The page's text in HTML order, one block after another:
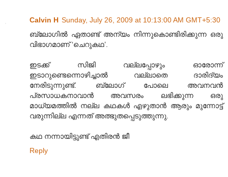
Calvin H Sunday, July 26, 2009 at 10:13:00 AM GMT+5:30
ബ്ലോഗിൽ ഏതാണ്ട് അന്യം നിന്നുകൊണ്ടിരിക്കുന്ന ഒരു
വിഭാഗമാണ് ‘ചെറുകഥ’.
ഇടക്ക് സിജി വല്ലപ്പോഴും ഓരോന്ന്
ഇടാറുണ്ടെന്നൊഴിച്ചാൽ വല്ലാതെ ദാരിദ്യം
നേരിടുന്നുണ്ട്. ബ്ലോഗ് പോലെ അവനവൻ
പ്രസാധകനാവാൻ അവസരം ലഭിക്കുന്ന ഒരു
മാധ്യമത്തിൽ നല്ല കഥകൾ എഴുതാൻ ആരും മുന്നോട്ട്
വരുന്നില്ല എന്നത് അത്ഭുതപ്പെടുത്തുന്നു.
കഥ നന്നായിട്ടുണ്ട് എതിരൻ ജീ
Reply